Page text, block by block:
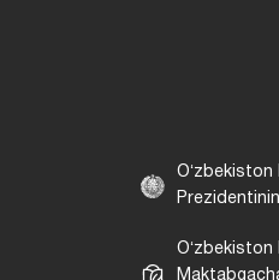
Oʻzbekiston
Oʻzbekiston